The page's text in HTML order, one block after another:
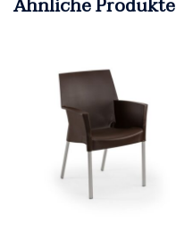
Ähnliche Produkte